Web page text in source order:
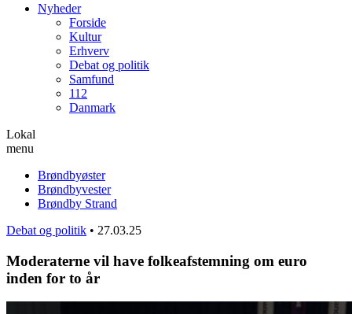
Nyheder
Forside
Kultur
Erhverv
Debat og politik
Samfund
112
Danmark
Lokal
menu
Brøndbyøster
Brøndbyvester
Brøndby Strand
Debat og politik • 27.03.25
Moderaterne vil have folkeafstemning om euro
inden for to år